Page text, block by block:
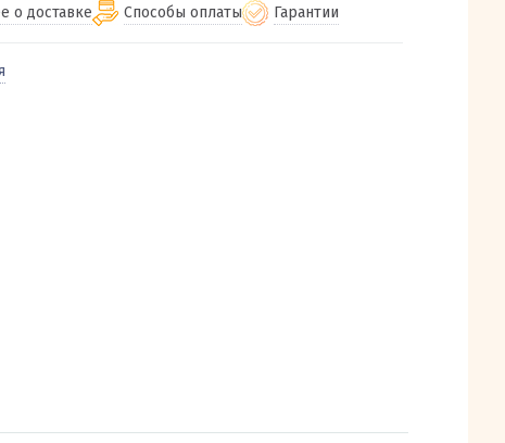
о доставке
бесплатная
Способы оплаты Гарантии